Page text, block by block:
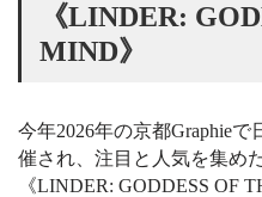
《LINDER:
MIND》
今年2026年の京都Graphie
催され、注目と人気を集め
《LINDER: GODDESS OF